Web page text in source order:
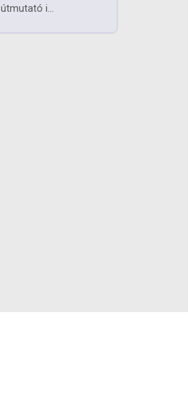
útmutató i...